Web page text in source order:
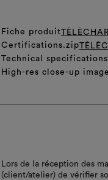
Fiche produit
Certifications.zip
Technical
High-res close-up image
Lors de la réception des
(client/atelier) de vérifier